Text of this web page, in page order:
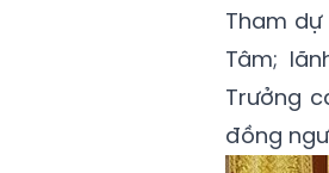
Tham
Tâm;
Trưởng
đồng